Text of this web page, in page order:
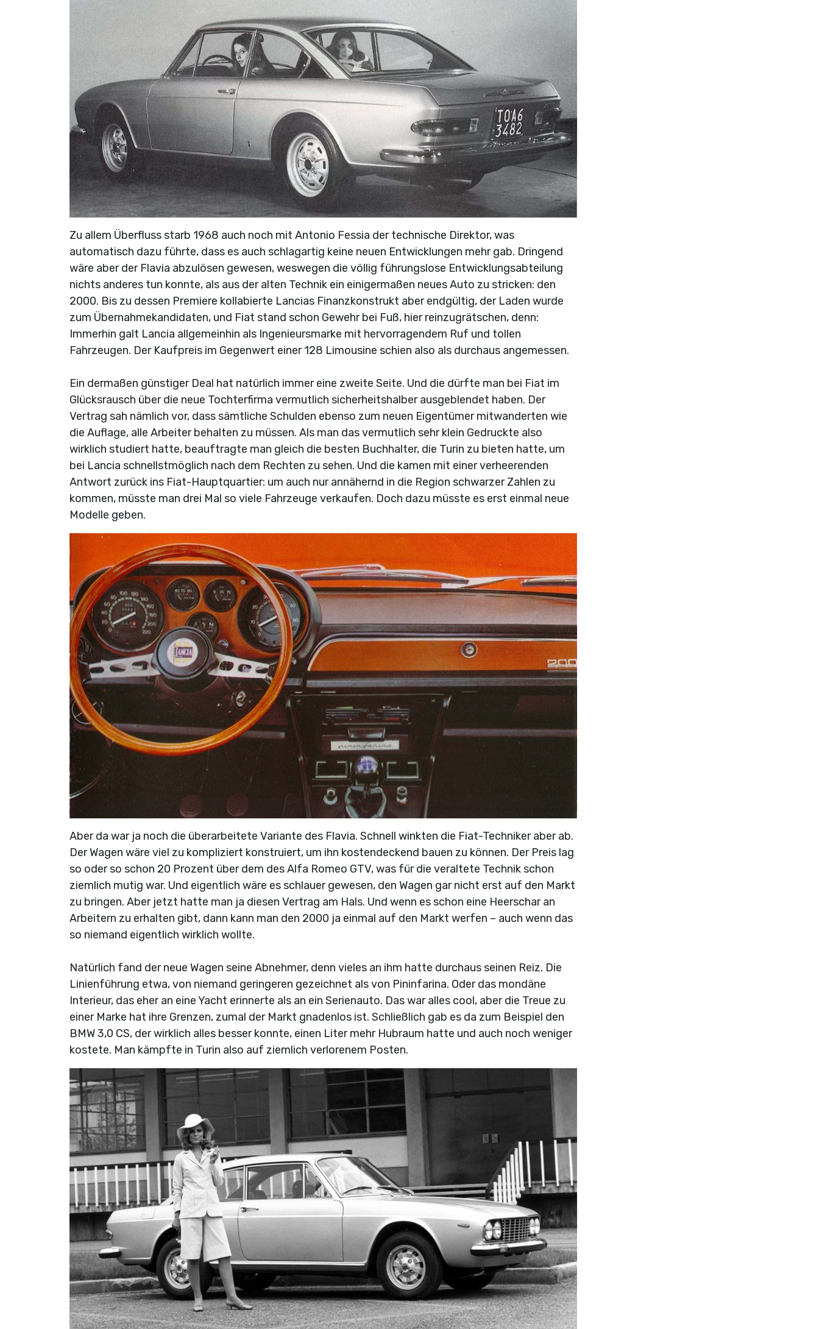
Zu allem Überfluss starb 1968 auch noch mit Antonio Fessia der technische Direktor, was
automatisch dazu führte, dass es auch schlagartig keine neuen Entwicklungen mehr gab. Dringend
wäre aber der Flavia abzulösen gewesen, weswegen die völlig führungslose Entwicklungsabteilung
nichts anderes tun konnte, als aus der alten Technik ein einigermaßen neues Auto zu stricken: den
2000. Bis zu dessen Premiere kollabierte Lancias Finanzkonstrukt aber endgültig, der Laden wurde
zum Übernahmekandidaten, und Fiat stand schon Gewehr bei Fuß, hier reinzugrätschen, denn:
Immerhin galt Lancia allgemeinhin als Ingenieursmarke mit hervorragendem Ruf und tollen
Fahrzeugen. Der Kaufpreis im Gegenwert einer 128 Limousine schien also als durchaus angemessen.
Ein dermaßen günstiger Deal hat natürlich immer eine zweite Seite. Und die dürfte man bei Fiat im
Glücksrausch über die neue Tochterfirma vermutlich sicherheitshalber ausgeblendet haben. Der
Vertrag sah nämlich vor, dass sämtliche Schulden ebenso zum neuen Eigentümer mitwanderten wie
die Auflage, alle Arbeiter behalten zu müssen. Als man das vermutlich sehr klein Gedruckte also
wirklich studiert hatte, beauftragte man gleich die besten Buchhalter, die Turin zu bieten hatte, um
bei Lancia schnellstmöglich nach dem Rechten zu sehen. Und die kamen mit einer verheerenden
Antwort zurück ins Fiat-Hauptquartier: um auch nur annähernd in die Region schwarzer Zahlen zu
kommen, müsste man drei Mal so viele Fahrzeuge verkaufen. Doch dazu müsste es erst einmal neue
Modelle geben.
Aber da war ja noch die überarbeitete Variante des Flavia. Schnell winkten die Fiat-Techniker aber ab.
Der Wagen wäre viel zu kompliziert konstruiert, um ihn kostendeckend bauen zu können. Der Preis lag
so oder so schon 20 Prozent über dem des Alfa Romeo GTV, was für die veraltete Technik schon
ziemlich mutig war. Und eigentlich wäre es schlauer gewesen, den Wagen gar nicht erst auf den Markt
zu bringen. Aber jetzt hatte man ja diesen Vertrag am Hals. Und wenn es schon eine Heerschar an
Arbeitern zu erhalten gibt, dann kann man den 2000 ja einmal auf den Markt werfen – auch wenn das
so niemand eigentlich wirklich wollte.
Natürlich fand der neue Wagen seine Abnehmer, denn vieles an ihm hatte durchaus seinen Reiz. Die
Linienführung etwa, von niemand geringeren gezeichnet als von Pininfarina. Oder das mondäne
Interieur, das eher an eine Yacht erinnerte als an ein Serienauto. Das war alles cool, aber die Treue zu
einer Marke hat ihre Grenzen, zumal der Markt gnadenlos ist. Schließlich gab es da zum Beispiel den
BMW 3,0 CS, der wirklich alles besser konnte, einen Liter mehr Hubraum hatte und auch noch weniger
kostete. Man kämpfte in Turin also auf ziemlich verlorenem Posten.